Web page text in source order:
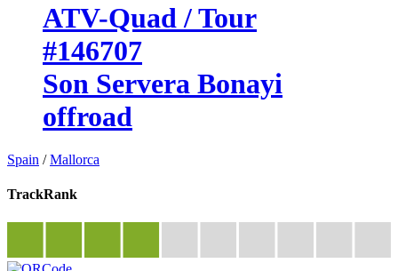
ATV-Quad / Tour
#146707
Son Servera Bonayi
offroad
Spain /Mallorca
TrackRank